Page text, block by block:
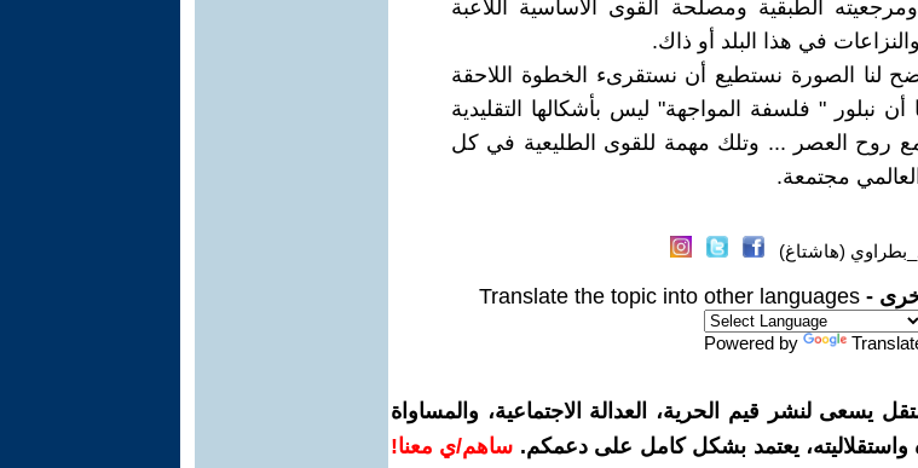
الطبقية ومصلحة القوى الأساسية اللاعبة
في هذا البلد أو ذاك.
لنا الصورة نستطيع أن نستقرىء الخطوة اللاحقة
أن نبلور " فلسفة المواجهة" ليس بأشكالها التقليدية
مع روح العصر ... وتلك مهمة للقوى الطليعية في كل
مجتمعة.
(هاشتاغ)
-
Translate the topic into other languages
Powered by
يسعى لنشر قيم الحرية، العدالة الاجتماعية، والمساواة
واستقلاليته، يعتمد بشكل كامل على دعمكم. ساهم/ي معنا!